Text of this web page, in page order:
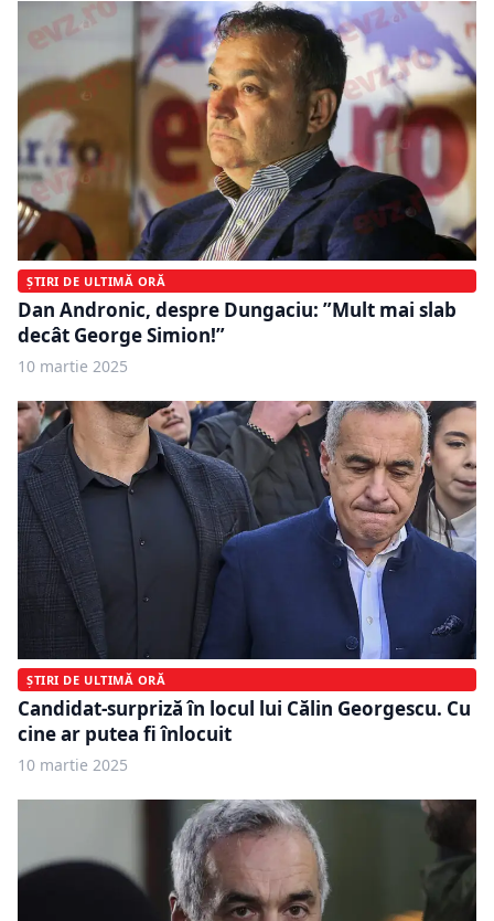
ȘTIRI DE ULTIMĂ ORĂ
Dan Andronic, despre Dungaciu: ”Mult mai slab
decât George Simion!”
10 martie 2025
ȘTIRI DE ULTIMĂ ORĂ
Candidat-surpriză în locul lui Călin Georgescu. Cu
cine ar putea fi înlocuit
10 martie 2025